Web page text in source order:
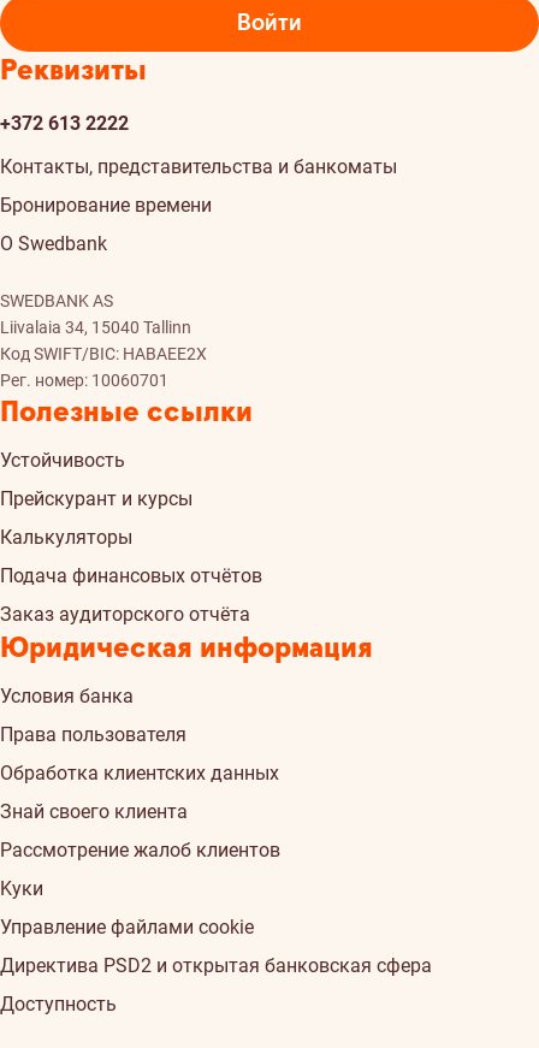
Войти
Реквизиты
+372 613 2222
Контакты, представительства и банкоматы
Бронирование времени
О Swedbank
SWEDBANK AS
Liivalaia 34, 15040 Tallinn
Код SWIFT/BIC: HABAEE2X
Рег. номер: 10060701
Полезные ссылки
Устойчивость
Прейскурант и курсы
Калькуляторы
Подача финансовых отчётов
Заказ аудиторского отчёта
Юридическая информация
Условия банка
Права пользователя
Обработка клиентских данных
Знай своего клиента
Рассмотрение жалоб клиентов
Kуки
Управление файлами cookie
Директива PSD2 и открытая банковская сфера
Доступность